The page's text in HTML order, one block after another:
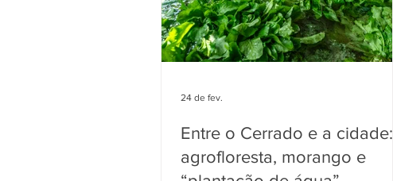
Entre o Cerrado e a cidade:
agrofloresta, morango e
24 de fev.